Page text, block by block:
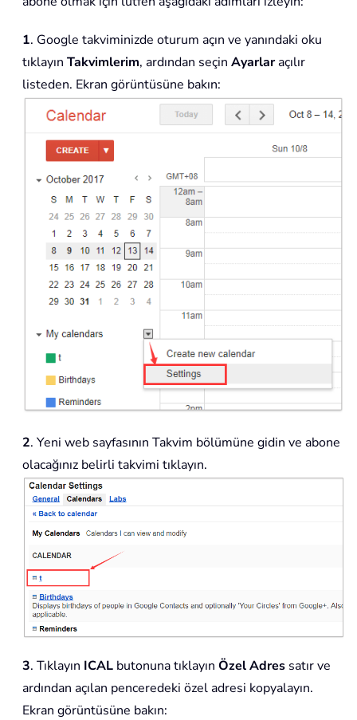
1. Google takviminizde oturum açın ve yanındaki oku
tıklayın Takvimlerim, ardından seçin Ayarlaraçılır
listeden. Ekran görüntüsüne bakın:
2. Yeni web sayfasının Takvim bölümüne gidin ve abone
olacağınız belirli takvimi tıklayın.
3. Tıklayın ICAL butonuna tıklayın Özel Adres satır ve
ardından açılan penceredeki özel adresi kopyalayın.
Ekran görüntüsüne bakın: